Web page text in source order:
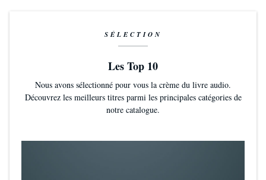
SÉLECTION
Les Top 10
Nous avons sélectionné pour vous la crème du livre audio.
Découvrez les meilleurs titres parmi les principales catégories de
notre catalogue.